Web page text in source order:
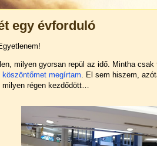
egy évforduló
milyen gyorsan repül az idő. Mintha
köszöntőmet megírtam. El sem hiszem,
milyen régen kezdődött…